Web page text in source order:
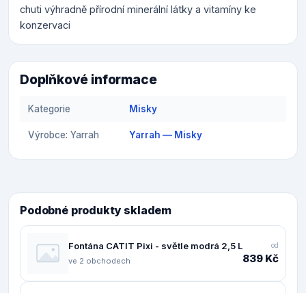
chuti výhradně přírodní minerální látky a vitamíny ke
konzervaci
Doplňkové informace
Kategorie Misky
Výrobce: Yarrah Yarrah — Misky
Podobné produkty skladem
Fontána CATIT Pixi - světle modrá 2,5 L
ve 2 obchodech
od
839 Kč